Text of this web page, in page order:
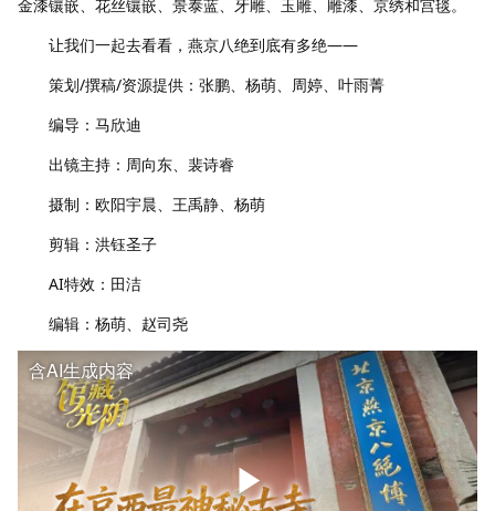
金漆镶嵌、花丝镶嵌、景泰蓝、牙雕、玉雕、雕漆、京绣和宫毯。
让我们一起去看看，燕京八绝到底有多绝——
策划/撰稿/资源提供：张鹏、杨萌、周婷、叶雨菁
编导：马欣迪
出镜主持：周向东、裴诗睿
摄制：欧阳宇晨、王禹静、杨萌
剪辑：洪钰圣子
AI特效：田洁
编辑：杨萌、赵司尧
含AI生成内容